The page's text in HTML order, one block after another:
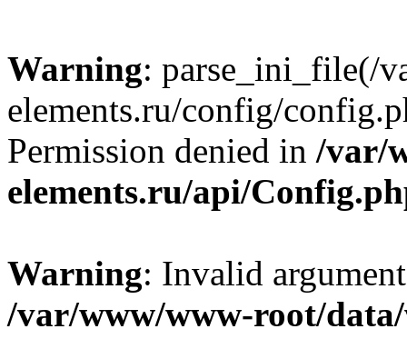
Warning: parse_ini_file(/
elements.ru/config/
Permission denied in /var/
elements.ru/api/
Warning: Invalid
/var/www/www-root/